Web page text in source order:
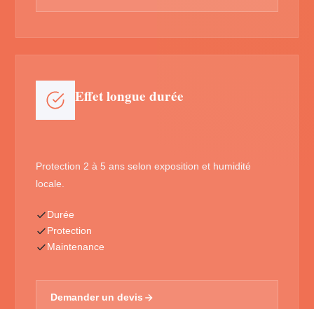
Effet longue durée
Protection 2 à 5 ans selon exposition et humidité
locale.
Durée
Protection
Maintenance
Demander un devis